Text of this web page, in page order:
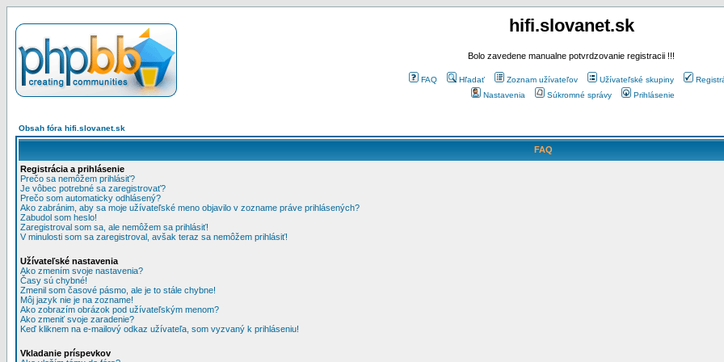
hifi.slovanet.sk
Bolo zavedene manualne potvrdzovanie registracii !!!
FAQ Hľadať Zoznam užívateľov Užívateľské skupiny
Nastavenia
Súkromné správy Prihlásenie
Obsah fóra hifi.slovanet.sk
FAQ
Registrácia a prihlásenie
Prečo sa nemôžem prihlásiť?
Je vôbec potrebné sa zaregistrovať?
Prečo som automaticky odhlásený?
Ako zabránim, aby sa moje užívateľské meno objavilo v zozname práve prihlásených?
Zabudol som heslo!
Zaregistroval som sa, ale nemôžem sa prihlásiť!
V minulosti som sa zaregistroval, avšak teraz sa nemôžem prihlásiť!
Užívateľské nastavenia
Ako zmením svoje nastavenia?
Časy sú chybné!
Zmenil som časové pásmo, ale je to stále chybne!
Môj jazyk nie je na zozname!
Ako zobrazím obrázok pod užívateľským menom?
Ako zmeniť svoje zaradenie?
Keď kliknem na e-mailový odkaz užívateľa, som vyzvaný k prihláseniu!
Vkladanie príspevkov